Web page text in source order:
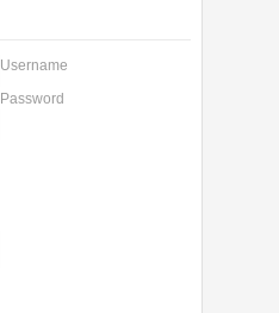
Username
Password